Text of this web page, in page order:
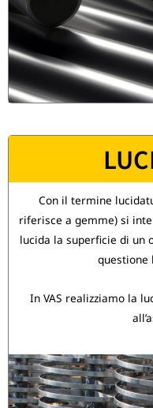
Con il termine
riferisce a gemme) si
lucida la superficie di un
questione
In VAS realizziamo la